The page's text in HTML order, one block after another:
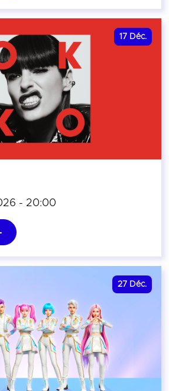
17 Déc.
- 20:00
27 Déc.